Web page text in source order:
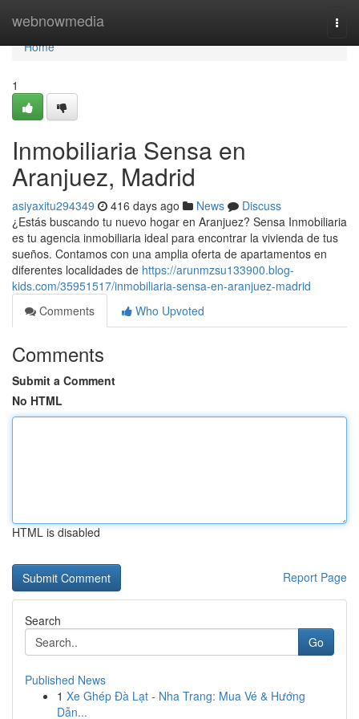
webnowmedia
Home
Home
1
Inmobiliaria Sensa en
Aranjuez, Madrid
asiyaxitu294349 416 days ago News
Discuss
¿Estás buscando tu nuevo hogar en Aranjuez? Sensa Inmobiliaria
es tu agencia inmobiliaria ideal para encontrar la vivienda de tus
sueños. Contamos con una amplia oferta de apartamentos en
diferentes localidades de https://arunmzsu133900.blog-
kids.com/35951517/inmobiliaria-sensa-en-aranjuez-madrid
Comments
Who Upvoted
Comments
Submit a Comment
No HTML
HTML is disabled
Report Page
Search
Go
Published News
1 Xe Ghép Đà Lạt - Nha Trang: Mua Vé & Hướng
Dẫn...